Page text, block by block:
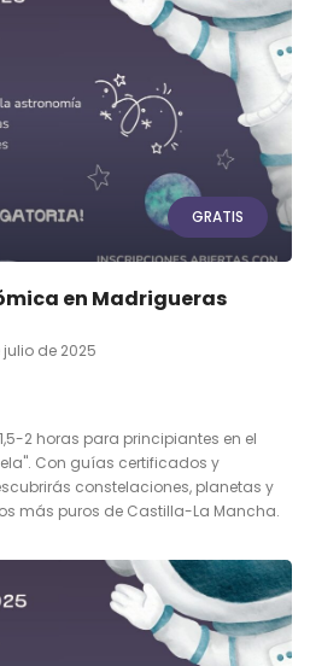
GRATIS
en Madrigueras
julio de 2025
2 horas para principiantes en el
Con guías certificados y
constelaciones, planetas y
más puros de Castilla-La Mancha.